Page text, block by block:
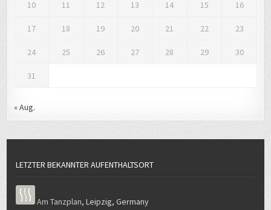
10 11 12 13 14 15 16
17 18 19 20 21 22 23
24 25 26 27 28 29 30
31
« Aug.
LETZTER BEKANNTER AUFENTHALTSORT
Am Tanzplan,Leipzig,Germany